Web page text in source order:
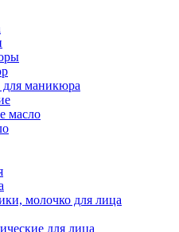
маникюра
масло
молочко для лица
для лица